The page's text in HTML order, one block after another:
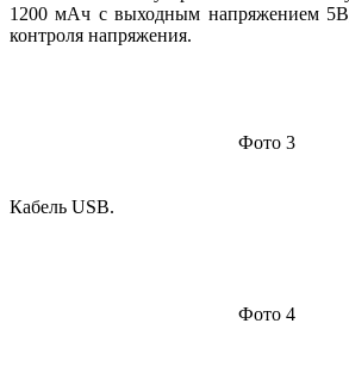
1200 мАч с выходным напряжением
контроля напряжения.
Фото 3
Кабель USB.
Фото 4